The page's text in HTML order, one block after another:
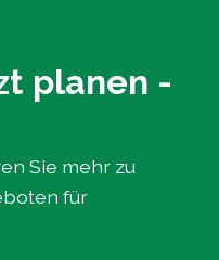
planen -
Sie mehr zu
für